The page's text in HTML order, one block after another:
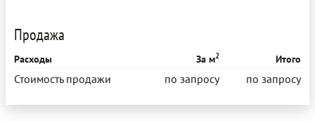
Продажа
Расходы За м2 Итого
Стоимость продажи по запросу по запросу